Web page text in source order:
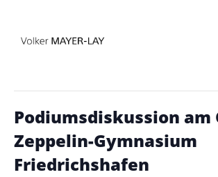
« Alle Veranstaltungen
Podiumsdiskussion am
Zeppelin-Gymnasium
Friedrichshafen